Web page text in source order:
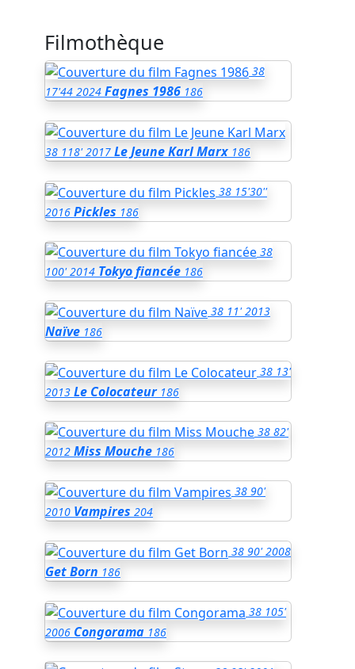
Filmothèque
38
17'44 2024 Fagnes 1986 186
38 118' 2017 Le Jeune Karl Marx 186
38 15'30''
2016 Pickles 186
38
100' 2014 Tokyo fiancée 186
38 11' 2013
Naïve 186
38 13'
2013 Le Colocateur 186
38 82'
2012 Miss Mouche 186
38 90'
2010 Vampires 204
38 90' 2008
Get Born 186
38 105'
2006 Congorama 186